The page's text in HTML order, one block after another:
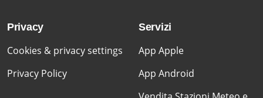
Privacy
Cookies & privacy settings
Privacy Policy
Servizi
App Apple
App Android